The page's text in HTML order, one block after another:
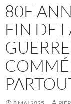
80E
FIN DE